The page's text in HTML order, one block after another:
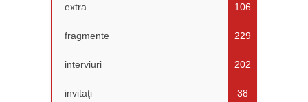
extra 106
fragmente 229
interviuri 202
invitaţi 38